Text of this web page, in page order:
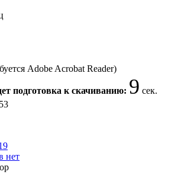
Adobe Acrobat Reader)
подготовка к скачиванию: 9 сек.
нет